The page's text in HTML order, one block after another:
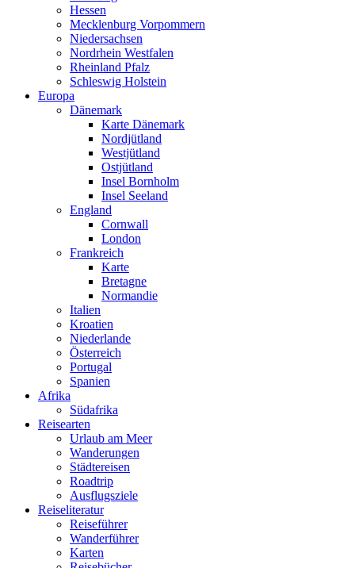
Follow me on Instagram
Hessen
Mecklenburg Vorpommern
Niedersachsen
Nordrhein Westfalen
Rheinland Pfalz
Schleswig Holstein
Europa
Dänemark
Karte Dänemark
Nordjütland
Westjütland
Ostjütland
Insel Bornholm
Insel Seeland
England
Cornwall
London
Frankreich
Karte
Bretagne
Normandie
Italien
Kroatien
Niederlande
Österreich
Portugal
Spanien
Afrika
Südafrika
Reisearten
Urlaub am Meer
Wanderungen
Städtereisen
Roadtrip
Ausflugsziele
Reiseliteratur
Reiseführer
Wanderführer
Karten